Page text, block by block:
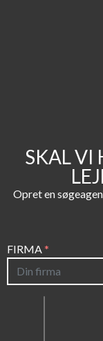
SKAL VI
Opret en
FIRMA *